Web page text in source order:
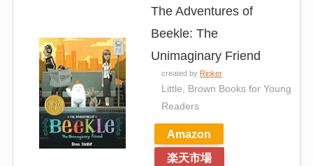
The Adventures of
Beekle: The
Unimaginary Friend
created by Rinker
Little, Brown Books for Young
Readers
Amazon
楽天市場